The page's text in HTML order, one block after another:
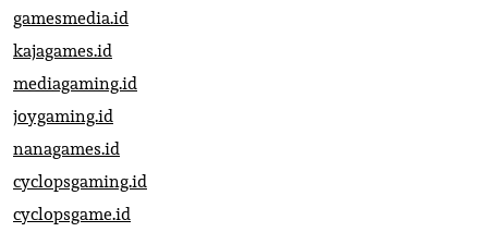
gamesmedia.id
kajagames.id
mediagaming.id
joygaming.id
nanagames.id
cyclopsgaming.id
cyclopsgame.id